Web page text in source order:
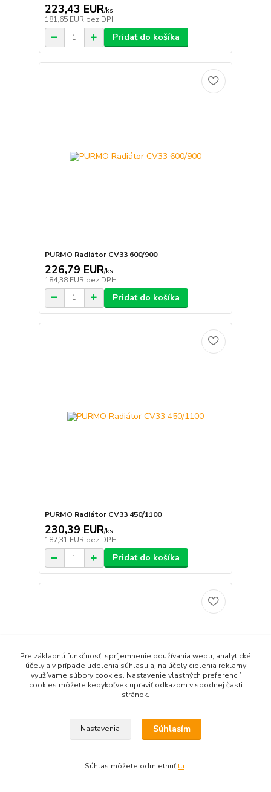
223,43 EUR/ks
181,65 EUR bez DPH
Pridať do košíka
PURMO Radiátor CV33 600/900
226,79 EUR/ks
184,38 EUR bez DPH
Pridať do košíka
PURMO Radiátor CV33 450/1100
230,39 EUR/ks
187,31 EUR bez DPH
Pridať do košíka
Pre základnú funkčnosť, spríjemnenie používania webu, analytické
účely a v prípade udelenia súhlasu aj na účely cielenia reklamy
využívame súbory cookies. Nastavenie vlastných preferencií
cookies môžete kedykoľvek upraviť odkazom v spodnej časti
stránok.
Nastavenia Súhlasím
Súhlas môžete odmietnuťtu.